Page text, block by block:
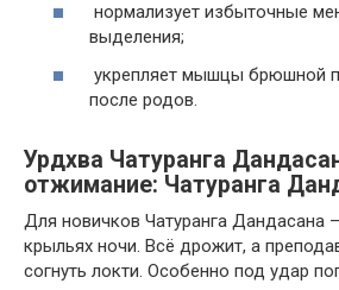
нормализует избыточные
выделения;
укрепляет мышцы брюшной
после родов.
Урдхва Чатуранга
отжимание: Чатуранга
Для новичков Чатуранга Дандасана
крыльях ночи. Всё дрожит, а
согнуть локти. Особенно под удар